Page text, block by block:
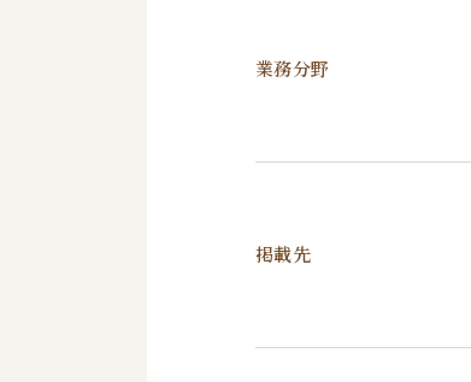
業務分野
掲載先